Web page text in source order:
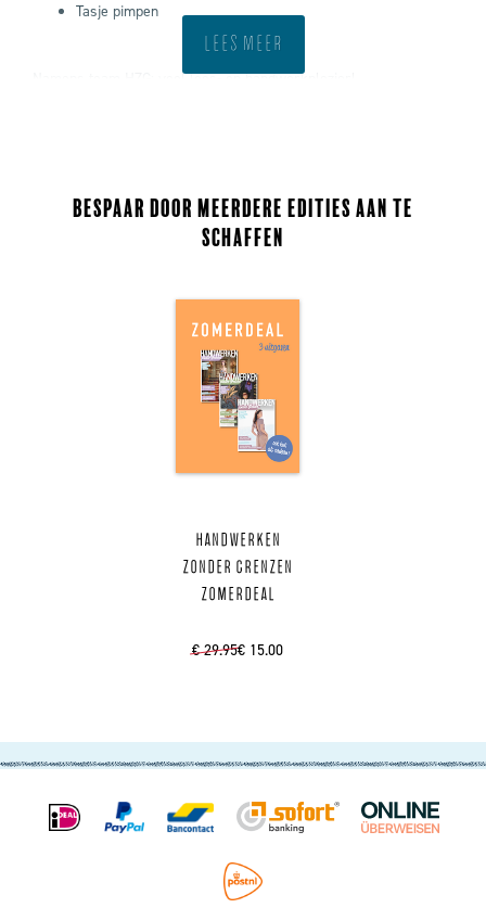
Tasje pimpen
Namens team HZG: veel lees- en handwerkplezier!
Lees meer
Bespaar door meerdere edities aan te
schaffen
Handwerken
Zonder Grenzen
Zomerdeal
€ 29.95€ 15.00